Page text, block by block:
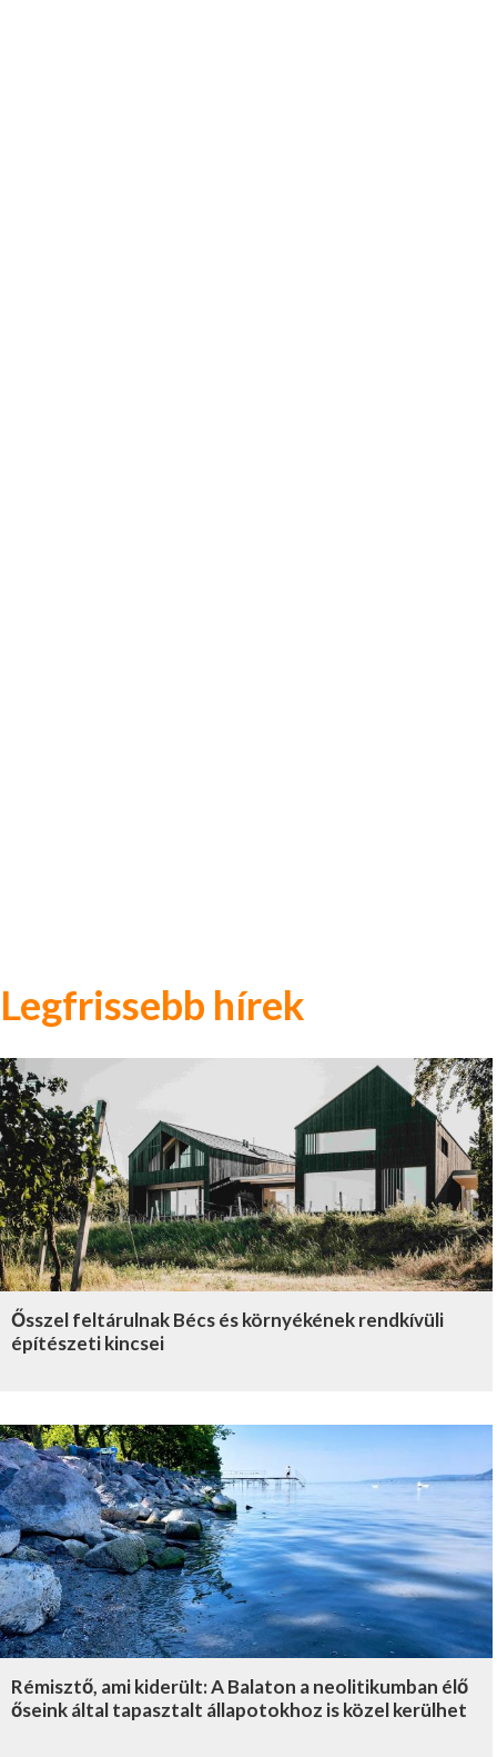
Legfrissebb hírek
Ősszel feltárulnak Bécs és környékének rendkívüli
építészeti kincsei
Rémisztő, ami kiderült: A Balaton a neolitikumban élő
őseink által tapasztalt állapotokhoz is közel kerülhet